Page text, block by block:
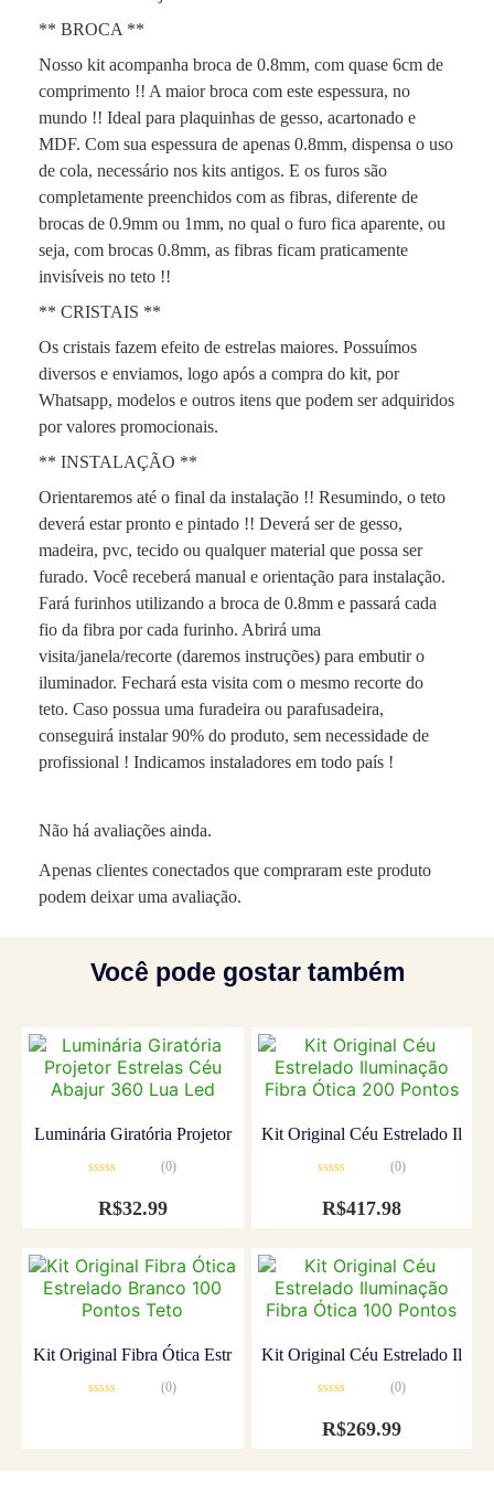
** BROCA **
Nosso kit acompanha broca de 0.8mm, com quase 6cm de
comprimento !! A maior broca com este espessura, no
mundo !! Ideal para plaquinhas de gesso, acartonado e
MDF. Com sua espessura de apenas 0.8mm, dispensa o uso
de cola, necessário nos kits antigos. E os furos são
completamente preenchidos com as fibras, diferente de
brocas de 0.9mm ou 1mm, no qual o furo fica aparente, ou
seja, com brocas 0.8mm, as fibras ficam praticamente
invisíveis no teto !!
** CRISTAIS **
Os cristais fazem efeito de estrelas maiores. Possuímos
diversos e enviamos, logo após a compra do kit, por
Whatsapp, modelos e outros itens que podem ser adquiridos
por valores promocionais.
** INSTALAÇÃO **
Orientaremos até o final da instalação !! Resumindo, o teto
deverá estar pronto e pintado !! Deverá ser de gesso,
madeira, pvc, tecido ou qualquer material que possa ser
furado. Você receberá manual e orientação para instalação.
Fará furinhos utilizando a broca de 0.8mm e passará cada
fio da fibra por cada furinho. Abrirá uma
visita/janela/recorte (daremos instruções) para embutir o
iluminador. Fechará esta visita com o mesmo recorte do
teto. Caso possua uma furadeira ou parafusadeira,
conseguirá instalar 90% do produto, sem necessidade de
profissional ! Indicamos instaladores em todo país !
Não há avaliações ainda.
Apenas clientes conectados que compraram este produto
podem deixar uma avaliação.
Você pode gostar também
Luminária Giratória Projetor
de
(0)
R$32.99
Kit Original Céu Estrelado Il
0
de
(0)
R$417.98
Kit Original Fibra Ótica Estr
(0)
Kit Original Céu Estrelado Il
0
de
(0)
R$269.99